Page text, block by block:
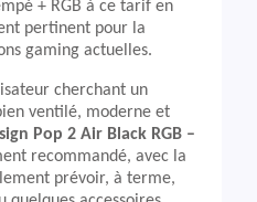
+ RGB à ce tarif en
pertinent pour la
gaming actuelles.
cherchant un
ventilé, moderne et
Pop 2 Air Black RGB –
recommandé, avec la
prévoir, à terme,